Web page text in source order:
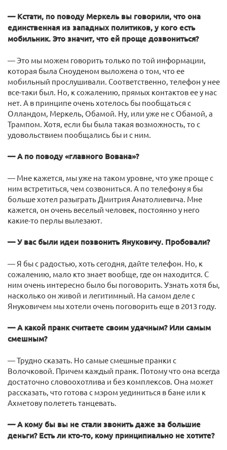
— Кстати, по поводу Меркель вы говорили, что она
единственная из западных политиков, у кого есть
мобильник. Это значит, что ей проще дозвониться?
— Это мы можем говорить только по той информации,
которая была Сноуденом выложена о том, что ее
мобильный прослушивали. Соответственно, телефон у нее
все-таки был. Но, к сожалению, прямых контактов ее у нас
нет. А в принципе очень хотелось бы пообщаться с
Олландом, Меркель, Обамой. Ну, или уже не с Обамой, а
Трампом. Хотя, если бы была такая возможность, то с
удовольствием пообщались бы и с ним.
— А по поводу «главного Вована»?
— Мне кажется, мы уже на таком уровне, что уже проще с
ним встретиться, чем созвониться. А по телефону я бы
больше хотел разыграть Дмитрия Анатолиевича. Мне
кажется, он очень веселый человек, постоянно у него
какие-то перлы вылезают.
— У вас были идеи позвонить Януковичу. Пробовали?
— Я бы с радостью, хоть сегодня, дайте телефон. Но, к
сожалению, мало кто знает вообще, где он находится. С
ним очень интересно было бы поговорить. Узнать хотя бы,
насколько он живой и легитимный. На самом деле с
Януковичем мы хотели очень поговорить еще в 2013 году.
— А какой пранк считаете своим удачным? Или самым
смешным?
— Трудно сказать. Но самые смешные пранки с
Волочковой. Причем каждый пранк. Потому что она всегда
достаточно словоохотлива и без комплексов. Она может
рассказать, что готова с мэром уединиться в бане или к
Ахметову полететь танцевать.
— А кому бы вы не стали звонить даже за большие
деньги? Есть ли кто-то, кому принципиально не хотите?